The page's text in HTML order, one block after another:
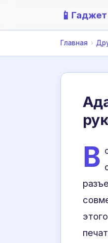
📱
Главная ›
В